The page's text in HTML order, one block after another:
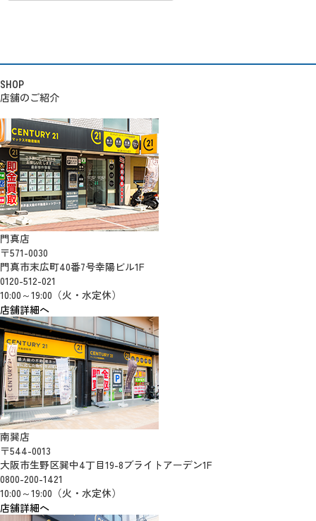
SHOP
店舗のご紹介
門真店
〒571-0030
門真市末広町40番7号幸陽ビル1F
0120-512-021
10:00～19:00（火・水定休）
店舗詳細へ
南巽店
〒544-0013
大阪市生野区巽中4丁目19-8ブライトアーデン1F
0800-200-1421
10:00～19:00（火・水定休）
店舗詳細へ